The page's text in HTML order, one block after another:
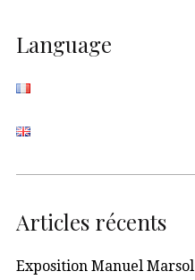
Language
Articles récents
Exposition Manuel Marsol